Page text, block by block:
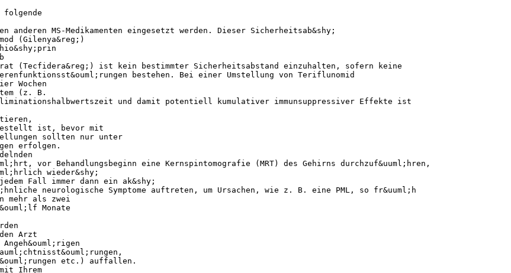
folgende
MS-Medikamenten eingesetzt werden. Dieser Sicherheitsab&shy;
(Gilenya&reg;)
(Tecfidera&reg;) ist kein bestimmter Sicherheitsabstand einzuhalten, sofern keine
bestehen. Bei einer Umstellung von Teriflunomid
Wochen
(z. B.
Eliminationshalbwertszeit und damit potentiell kumulativer immunsuppressiver Effekte ist
ist, bevor mit
sollten nur unter
erfolgen.
vor Behandlungsbeginn eine Kernspintomografie (MRT) des Gehirns durchzuf&uuml;hren,
wieder&shy;
Fall immer dann ein ak&shy;
neurologische Symptome auftreten, um Ursachen, wie z. B. eine PML, so fr&uuml;h
mehr als zwei
Monate
Arzt
etc.) auffallen.
mit Ihrem